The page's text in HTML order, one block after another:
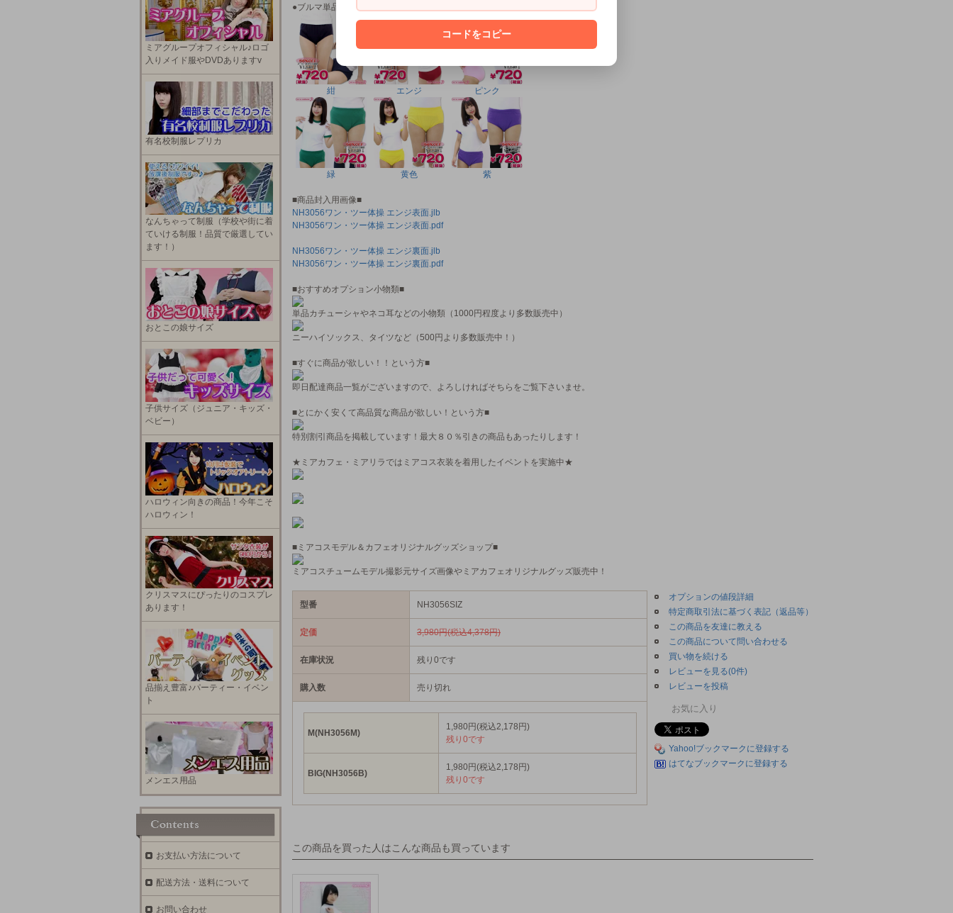
●ブルマ単品 カラーバリエーション●
紺 エンジ ピンク
緑 黄色 紫
■商品封入用画像■
NH3056ワン・ツー体操 エンジ表面.jlb
NH3056ワン・ツー体操 エンジ表面.pdf
NH3056ワン・ツー体操 エンジ裏面.jlb
NH3056ワン・ツー体操 エンジ裏面.pdf
■おすすめオプション小物類■
単品カチューシャやネコ耳などの小物類（1000円程度より多数販売中）
ニーハイソックス、タイツなど（500円より多数販売中！）
■すぐに商品が欲しい！！という方■
即日配達商品一覧がございますので、よろしければそちらをご覧下さいませ。
■とにかく安くて高品質な商品が欲しい！という方■
特別割引商品を掲載しています！最大８０％引きの商品もあったりします！
★ミアカフェ・ミアリラではミアコス衣装を着用したイベントを実施中★
■ミアコスモデル＆カフェオリジナルグッズショップ■
ミアコスチュームモデル撮影元サイズ画像やミアカフェオリジナルグッズ販売中！
型番 NH3056SIZ
定価 3,980円(税込4,378円)
在庫状況 残り0です
購入数 売り切れ
M(NH3056M)
1,980円(税込2,178円)
残り0です
BIG(NH3056B)
1,980円(税込2,178円)
残り0です
オプションの値段詳細
特定商取引法に基づく表記（返品等）
この商品を友達に教える
この商品について問い合わせる
買い物を続ける
レビューを見る(0件)
レビューを投稿
お気に入り
Yahoo!ブックマークに登録する
はてなブックマークに登録する
この商品を買った人はこんな商品も買っています
ミアグループオフィシャル♪ロゴ
入りメイド服やDVDありますv
有名校制服レプリカ
なんちゃって制服（学校や街に着
ていける制服！品質で厳選してい
ます！）
おとこの娘サイズ
子供サイズ（ジュニア・キッズ・
ベビー）
ハロウィン向きの商品！今年こそ
ハロウィン！
クリスマスにぴったりのコスプレ
あります！
品揃え豊富♪パーティー・イベン
ト
メンエス用品
お支払い方法について
配送方法・送料について
お問い合わせ
コードをコピー